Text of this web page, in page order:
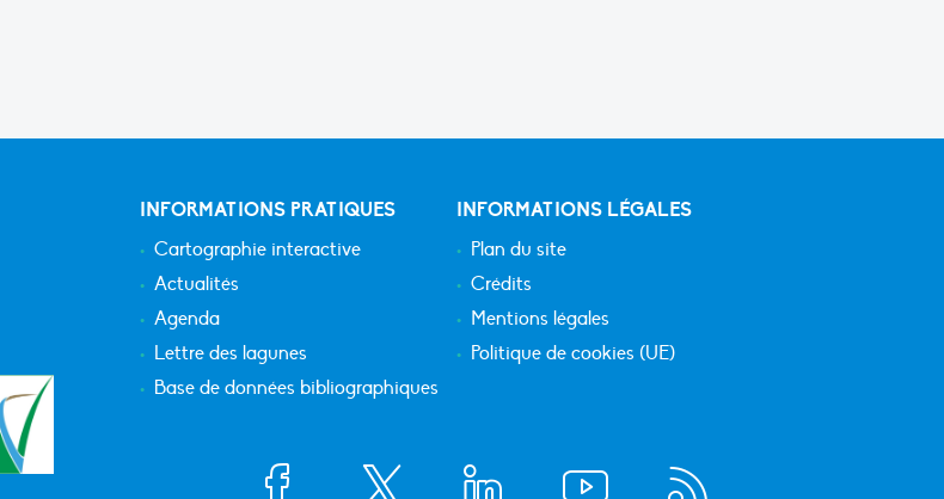
INFORMATIONS PRATIQUES
Cartographie interactive
Actualités
Agenda
Lettre des lagunes
Base de données bibliographiques
INFORMATIONS LÉGALES
Plan du site
Crédits
Mentions légales
Politique de cookies (UE)